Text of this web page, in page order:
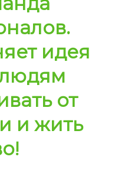
идея
от
и жить